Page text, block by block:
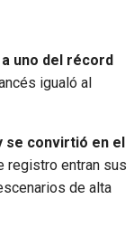
uno del récord
igualó al
se convirtió en el
registro entran sus
de alta